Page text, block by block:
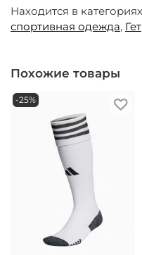
Находится в
спортивная одежда,
Похожие товары
-25%